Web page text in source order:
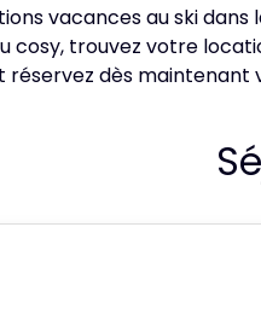
vacances au ski
cosy, trouvez votre
réservez dès maintenant